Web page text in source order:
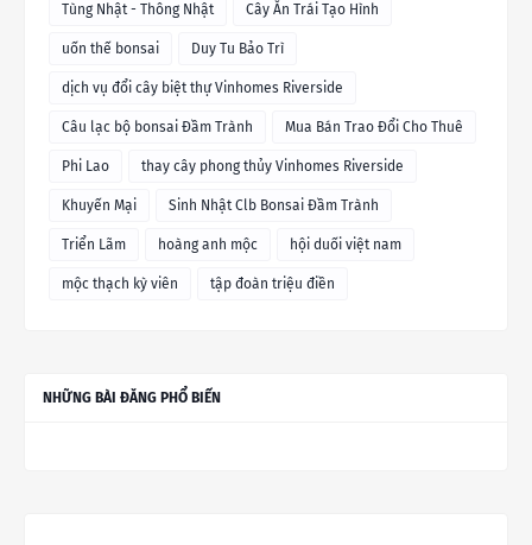
Tùng Nhật - Thông Nhật Cây Ăn Trái Tạo Hình
uốn thế bonsai Duy Tu Bảo Trì
dịch vụ đổi cây biệt thự Vinhomes Riverside
Câu lạc bộ bonsai Đầm Trành Mua Bán Trao Đổi Cho Thuê
Phi Lao thay cây phong thủy Vinhomes Riverside
Khuyến Mại Sinh Nhật Clb Bonsai Đầm Trành
Triển Lãm hoàng anh mộc hội duối việt nam
mộc thạch kỳ viên tập đoàn triệu điền
NHỮNG BÀI ĐĂNG PHỔ BIẾN